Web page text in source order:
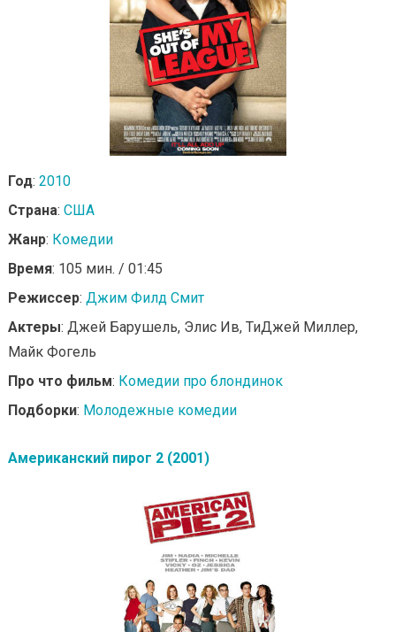
Год: 2010
Страна: США
Жанр: Комедии
Время: 105 мин. / 01:45
Режиссер: Джим Филд Смит
Актеры: Джей Барушель, Элис Ив, ТиДжей Миллер,
Майк Фогель
Про что фильм: Комедии про блондинок
Подборки: Молодежные комедии
Американский пирог 2 (2001)